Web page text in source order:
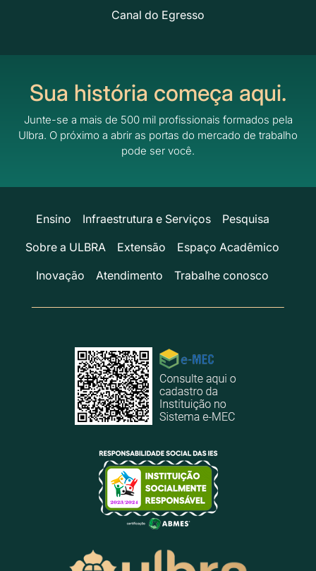
Canal do Egresso
Sua história começa aqui.
Junte-se a mais de 500 mil profissionais formados pela
Ulbra. O próximo a abrir as portas do mercado de trabalho
pode ser você.
Ensino Infraestrutura e Serviços
Pesquisa
Sobre a ULBRA
Extensão
Espaço Acadêmico
Inovação
Atendimento Trabalhe conosco